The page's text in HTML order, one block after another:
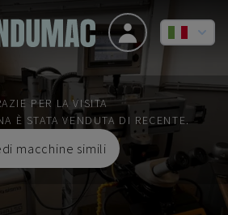
PER LA VISITA
È STATA VENDUTA DI RECENTE.
macchine simili